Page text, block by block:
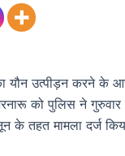
यौन उत्पीड़न करने के
को पुलिस ने गुरुवार
तहत मामला दर्ज